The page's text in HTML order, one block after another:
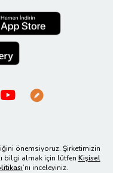
önemsiyoruz. Şirketimizin
bilgi almak için lütfen Kişisel
’nı inceleyiniz.